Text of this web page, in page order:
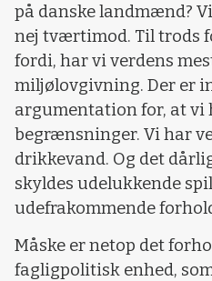
på danske landmænd?
nej tværtimod. Til trods
fordi, har vi verdens
miljølovgivning. Der er
argumentation for, at vi
begrænsninger. Vi har
drikkevand. Og det
skyldes udelukkende
udefrakommende
Måske er netop det
fagligpolitisk enhed,